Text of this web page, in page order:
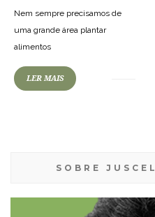
Nem sempre precisamos de
uma grande área plantar
alimentos
LER MAIS
SOBRE